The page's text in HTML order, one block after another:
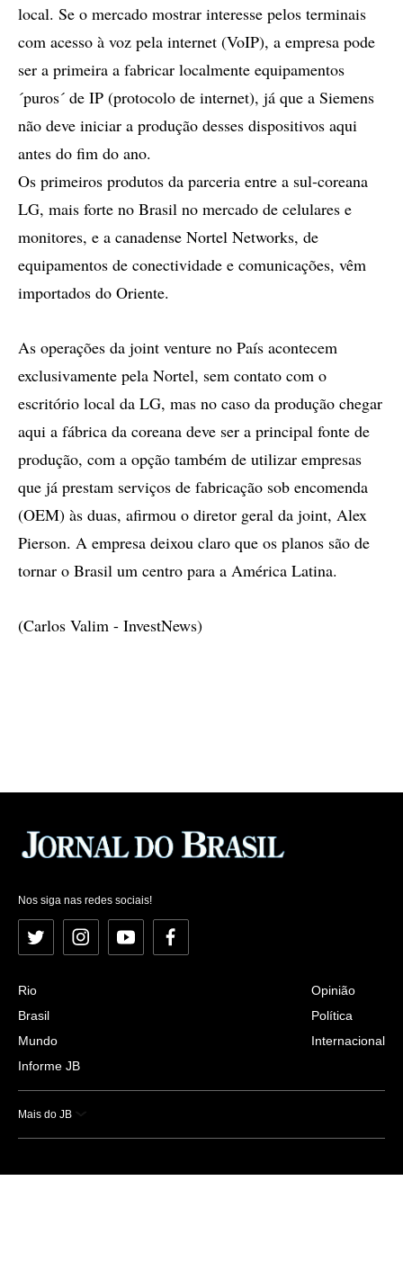
local. Se o mercado mostrar interesse pelos terminais
com acesso à voz pela internet (VoIP), a empresa pode
ser a primeira a fabricar localmente equipamentos
´puros´ de IP (protocolo de internet), já que a Siemens
não deve iniciar a produção desses dispositivos aqui
antes do fim do ano.
Os primeiros produtos da parceria entre a sul-coreana
LG, mais forte no Brasil no mercado de celulares e
monitores, e a canadense Nortel Networks, de
equipamentos de conectividade e comunicações, vêm
importados do Oriente.
As operações da joint venture no País acontecem
exclusivamente pela Nortel, sem contato com o
escritório local da LG, mas no caso da produção chegar
aqui a fábrica da coreana deve ser a principal fonte de
produção, com a opção também de utilizar empresas
que já prestam serviços de fabricação sob encomenda
(OEM) às duas, afirmou o diretor geral da joint, Alex
Pierson. A empresa deixou claro que os planos são de
tornar o Brasil um centro para a América Latina.
(Carlos Valim - InvestNews)
Nos siga nas redes sociais!
Twitter InstagramYouTubeFacebook
Rio
Brasil
Mundo
Informe JB
Opinião
Política
Internacional
Mais do JB
Esportes